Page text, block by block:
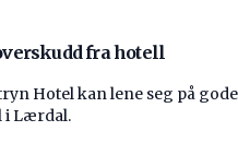
fra hotell
Hotel kan lene seg på
i Lærdal.